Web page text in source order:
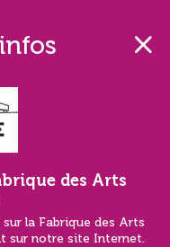
des Arts
la Fabrique des Arts
sur notre site Internet.